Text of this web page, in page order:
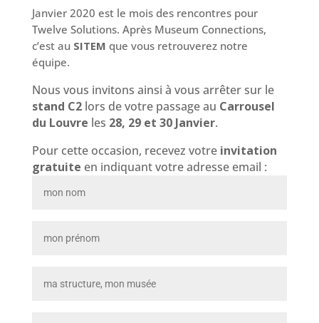
Janvier 2020 est le mois des rencontres pour
Twelve Solutions. Après Museum Connections,
c’est au SITEM que vous retrouverez notre
équipe.
Nous vous invitons ainsi à vous arrêter sur le
stand C2lors de votre passage au Carrousel
du Louvre les 28, 29 et 30 Janvier.
Pour cette occasion, recevez votre invitation
gratuite en indiquant votre adresse email :